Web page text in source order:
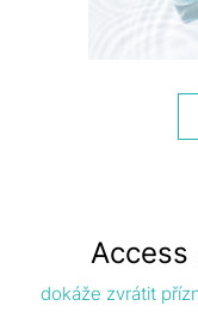
dokáže zvrátit